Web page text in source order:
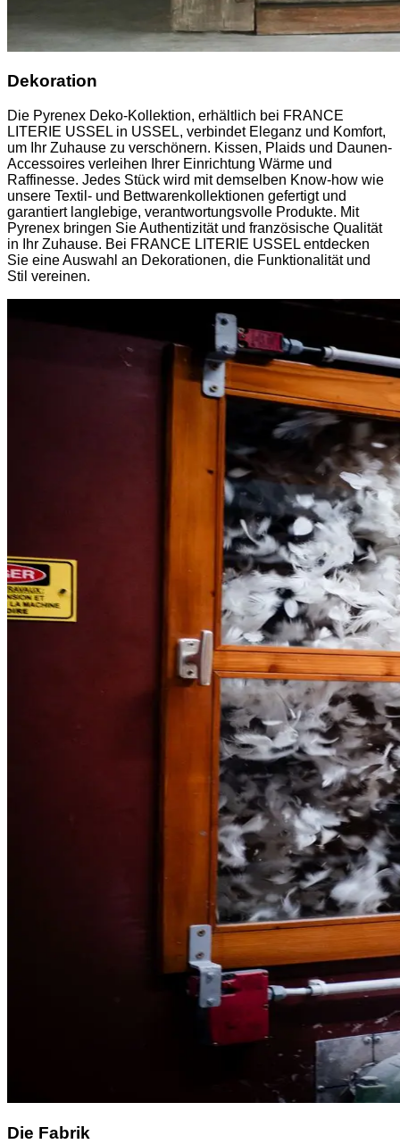
Dekoration
Die Pyrenex Deko-Kollektion, erhältlich bei FRANCE
LITERIE USSEL in USSEL, verbindet Eleganz und Komfort,
um Ihr Zuhause zu verschönern. Kissen, Plaids und Daunen-
Accessoires verleihen Ihrer Einrichtung Wärme und
Raffinesse. Jedes Stück wird mit demselben Know-how wie
unsere Textil- und Bettwarenkollektionen gefertigt und
garantiert langlebige, verantwortungsvolle Produkte. Mit
Pyrenex bringen Sie Authentizität und französische Qualität
in Ihr Zuhause. Bei FRANCE LITERIE USSEL entdecken
Sie eine Auswahl an Dekorationen, die Funktionalität und
Stil vereinen.
Die Fabrik